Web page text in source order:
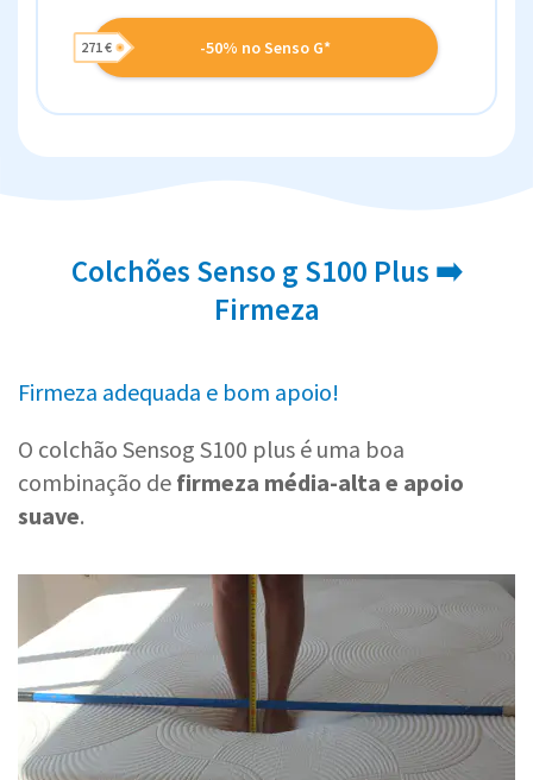
-50% no Senso G*
271 €
Colchões Senso g S100 Plus ➡️
Firmeza
Firmeza adequada e bom apoio!
O colchão Sensog S100 plus é uma boa
combinação de firmeza média-alta e apoio
suave.